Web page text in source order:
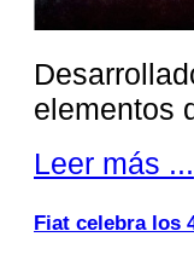
elementos
Leer más ...
Fiat celebra los